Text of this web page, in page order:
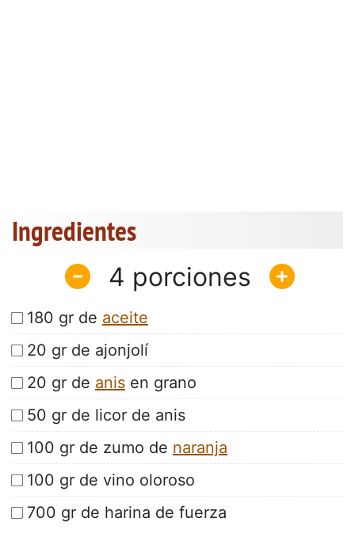
Ingredientes
4
180 gr de aceite
20 gr de ajonjolí
20 gr de anis en grano
50 gr de licor de anis
100 gr de zumo de naranja
100 gr de vino oloroso
700 gr de harina de fuerza